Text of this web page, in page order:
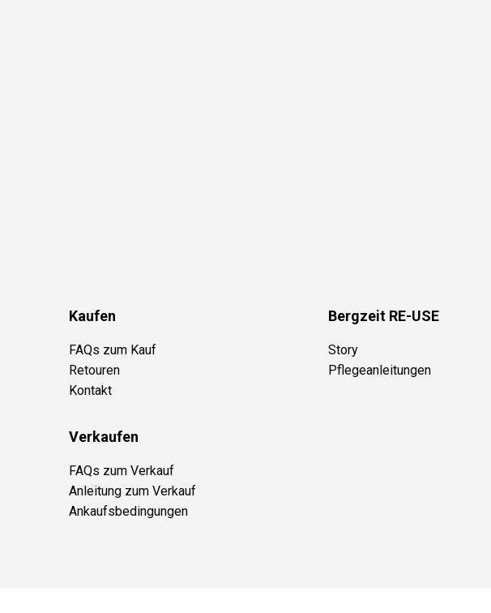
Kaufen
FAQs zum Kauf
Retouren
Kontakt
Bergzeit RE-USE
Story
Pflegeanleitungen
Verkaufen
FAQs zum Verkauf
Anleitung zum Verkauf
Ankaufsbedingungen